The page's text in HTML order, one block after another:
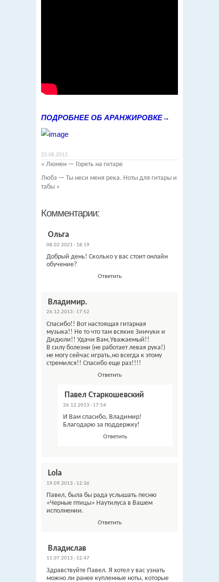
ПОДРОБНЕЕ ОБ АРАНЖИРОВКЕ→
25.06.2013 .
« Люмен — Гореть на гитаре
Любэ — Ты неси меня река. Ноты для гитары и
табы »
Комментарии:
Ольга
08.02.2021 - 18:19
Добрый день! Сколько у вас стоит онлайн
обучение?
Ответить
Владимир.
26.12.2013 - 17:52
Спасибо!! Вот настоящая гитарная
музыка!! Не то что там всякие Зинчуки и
Дидюли!! Удачи Вам,Уважаемый!!
В силу болезни (не работает левая рука!)
не могу сейчас играть,но всегда к этому
стремился!! Спасибо еще раз!!!!
Ответить
Павел Старкошевский
26.12.2013 - 17:54
И Вам спасибо, Владимир!
Благодарю за поддержку!
Ответить
Lola
19.09.2013 - 12:36
Павел, была бы рада услышать песню
«Черные птицы» Наутилуса в Вашем
исполнении.
Ответить
Владислав
11.07.2013 - 12:47
Здравствуйте Павел. Я хотел у вас узнать
можно ли ранее купленные ноты, которые